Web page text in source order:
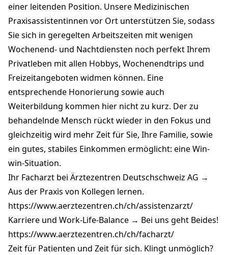
einer leitenden Position. Unsere Medizinischen
Praxisassistentinnen vor Ort unterstützen Sie, sodass
Sie sich in geregelten Arbeitszeiten mit wenigen
Wochenend- und Nachtdiensten noch perfekt Ihrem
Privatleben mit allen Hobbys, Wochenendtrips und
Freizeitangeboten widmen können. Eine
entsprechende Honorierung sowie auch
Weiterbildung kommen hier nicht zu kurz. Der zu
behandelnde Mensch rückt wieder in den Fokus und
gleichzeitig wird mehr Zeit für Sie, Ihre Familie, sowie
ein gutes, stabiles Einkommen ermöglicht: eine Win-
win-Situation.
Ihr Facharzt bei Ärztezentren Deutschschweiz AG →
Aus der Praxis von Kollegen lernen.
https://www.aerztezentren.ch/ch/assistenzarzt/
Karriere und Work-Life-Balance → Bei uns geht Beides!
https://www.aerztezentren.ch/ch/facharzt/
Zeit für Patienten und Zeit für sich. Klingt unmöglich?